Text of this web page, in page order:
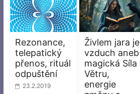
Rezonance,
telepatický
přenos, rituál
odpuštění
23.2.2019
Živlem jara je
vzduch aneb
magická Síla
Větru,
energie